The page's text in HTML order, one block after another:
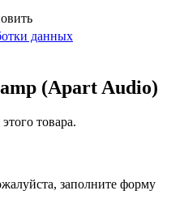
данных
(Apart Audio)
товара.
заполните форму